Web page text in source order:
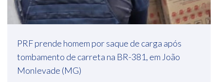
PRF prende homem por saque de carga após
tombamento de carreta na BR-381, em João
Monlevade (MG)